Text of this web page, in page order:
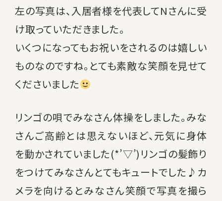
左の写真は、入居者様を代表してNさんに受
け取っていただきました。
いくつになってもお祝いをされるのは嬉しい
ものなのですね。とても素敵な笑顔を見せて
くださいました
リンゴの唄でみなさん体操をしました。みな
さんご高齢とは思えないほど、元気に身体
を動かされていました(*’▽’)リンゴの髪飾り
をつけてみなさんとてもキュートでした♪カ
メラを向けるとみなさん笑顔で写真を撮ら